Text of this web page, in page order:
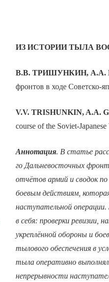
ИЗ ИСТОРИИ ТЫЛА
В.В. ТРИШУНКИН, А.А.
фронтов в ходе Советско-
V.V. TRISHUNKIN, A.A.
course of the Soviet-
Аннотация. В статье
го Дальневосточных
отчётов армий и сводок
боевым действиям,
наступательной
в себя: проверки ревизии,
укреплённой обороны и
тылового обеспечения в
тыла оперативно
непрерывности